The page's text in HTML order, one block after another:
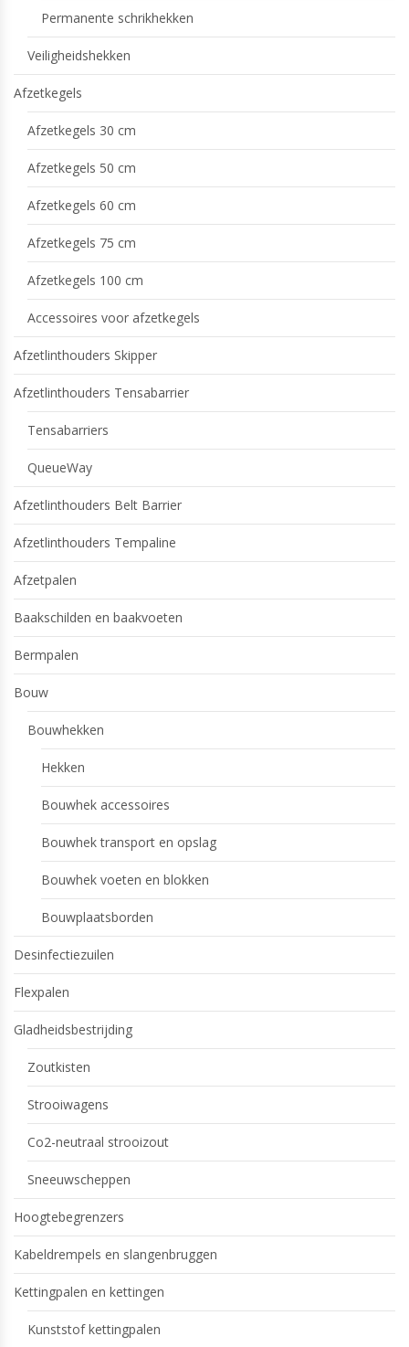
Permanente schrikhekken
Veiligheidshekken
Afzetkegels
Afzetkegels 30 cm
Afzetkegels 50 cm
Afzetkegels 60 cm
Afzetkegels 75 cm
Afzetkegels 100 cm
Accessoires voor afzetkegels
Afzetlinthouders Skipper
Afzetlinthouders Tensabarrier
Tensabarriers
QueueWay
Afzetlinthouders Belt Barrier
Afzetlinthouders Tempaline
Afzetpalen
Baakschilden en baakvoeten
Bermpalen
Bouw
Bouwhekken
Hekken
Bouwhek accessoires
Bouwhek transport en opslag
Bouwhek voeten en blokken
Bouwplaatsborden
Desinfectiezuilen
Flexpalen
Gladheidsbestrijding
Zoutkisten
Strooiwagens
Co2-neutraal strooizout
Sneeuwscheppen
Hoogtebegrenzers
Kabeldrempels en slangenbruggen
Kettingpalen en kettingen
Kunststof kettingpalen